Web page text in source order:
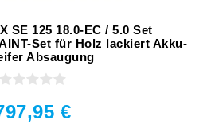
SE 125 18.0-EC / 5.0 Set
Set für Holz lackiert Akku-
Absaugung
€